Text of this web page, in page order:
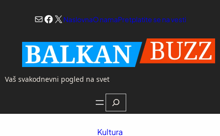
Mail
Facebook
X NaslovnaO namaPretplatite se na vesti
Vaš svakodnevni pogled na svet
Search
Kultura